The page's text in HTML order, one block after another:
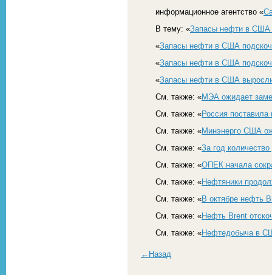
информационное агентство «
В тему: «Запасы нефти в США
«Запасы нефти в США
«Запасы нефти в США
«Запасы нефти в США
См. также: «МЭА ожидает
См. также: «Россия
См. также: «Минэнерго США
См. также: «За год
См. также: «ОПЕК начала
См. также: «Нефтяники
См. также: «В октябре нефть
См. также: «Нефть Brent
См. также: «Нефтедобыча в
←Назад